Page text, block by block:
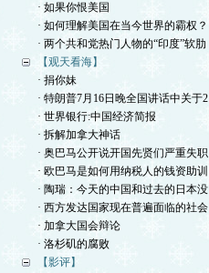
· 如果你恨美国
· 如何理解美国在当今世界的霸权？
· 两个共和党热门人物的“印度”软肋
【观天看海】
· 捐你妹
· 特朗普7月16日晚全国讲话中关于2
· 世界银行:中国经济简报
· 拆解加拿大神话
· 奥巴马公开说开国先贤们严重失职
· 欧巴马是如何用纳税人的钱资助训
· 陶瑞：今天的中国和过去的日本没
· 西方发达国家现在普遍面临的社会
· 加拿大国会辩论
· 洛杉矶的腐败
【影评】